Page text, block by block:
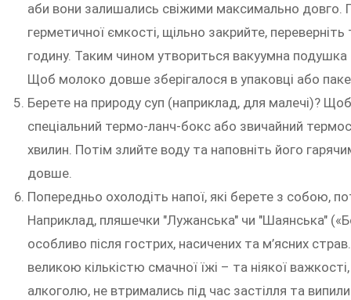
аби вони залишались свіжими максимально довго.
герметичної ємкості, щільно закрийте,
годину. Таким чином утвориться вакуумна подушка
Щоб молоко довше зберігалося в упаковці або
Берете на природу суп (наприклад, для малечі)?
спеціальний термо-ланч-бокс абo звичайний
хвилин. Потім злийте воду та наповніть його
довше.
Попередньо охолодіть напої, які берете з собою,
Наприклад, пляшечки "Лужанська" чи "Шаянська"
особливо після гострих, насичених та м’ясних
великою кількістю смачної їжі – та ніякої
алкоголю, не втримались під час застілля та